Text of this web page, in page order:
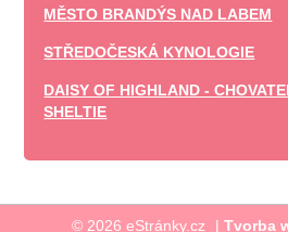
MĚSTO BRANDÝS NAD LABEM
STŘEDOČESKÁ KYNOLOGIE
DAISY OF HIGHLAND -
SHELTIE
© 2026 eStránky.cz | Tvorba